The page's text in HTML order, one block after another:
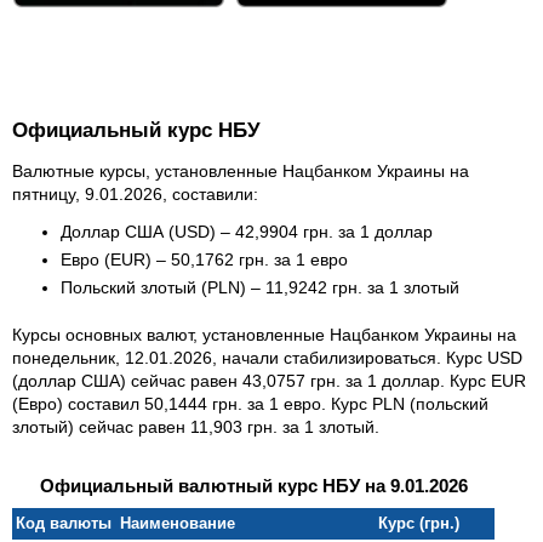
Официальный курс НБУ
Валютные курсы, установленные Нацбанком Украины на
пятницу, 9.01.2026, составили:
Доллар США (USD) – 42,9904 грн. за 1 доллар
Евро (EUR) – 50,1762 грн. за 1 евро
Польский злотый (PLN) – 11,9242 грн. за 1 злотый
Курсы основных валют, установленные Нацбанком Украины на
понедельник, 12.01.2026, начали стабилизироваться. Курс USD
(доллар США) сейчас равен 43,0757 грн. за 1 доллар. Курс EUR
(Евро) составил 50,1444 грн. за 1 евро. Курс PLN (польский
злотый) сейчас равен 11,903 грн. за 1 злотый.
Официальный валютный курс НБУ на 9.01.2026
Код валюты Наименование
Курс (грн.)